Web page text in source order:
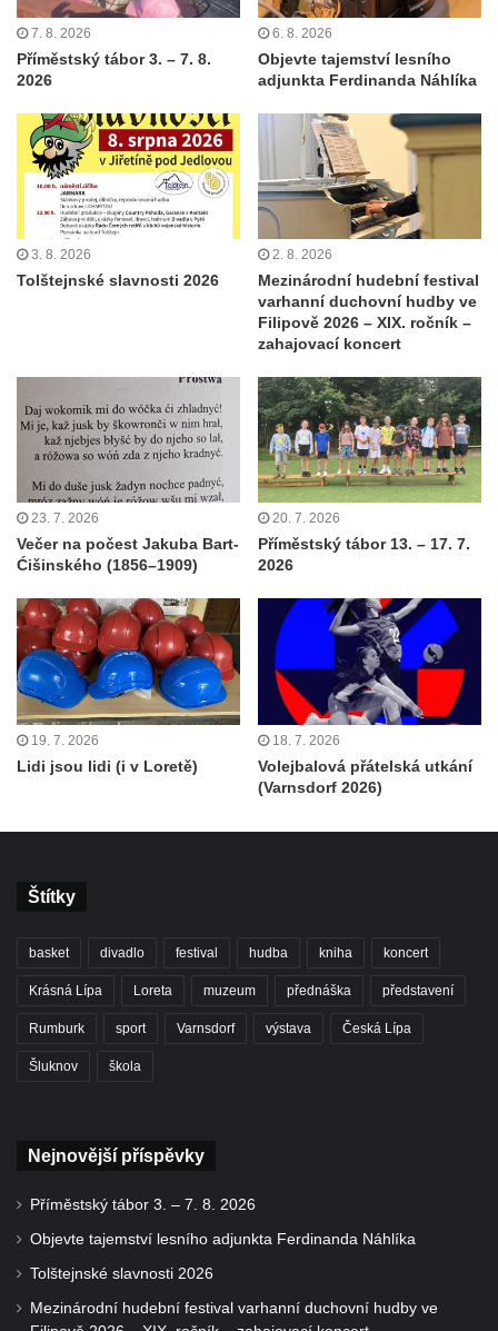
7. 8. 2026
Příměstský tábor 3. – 7. 8.
2026
6. 8. 2026
Objevte tajemství lesního
adjunkta Ferdinanda Náhlíka
3. 8. 2026
Tolštejnské slavnosti 2026
2. 8. 2026
Mezinárodní hudební festival
varhanní duchovní hudby ve
Filipově 2026 – XIX. ročník –
zahajovací koncert
23. 7. 2026
Večer na počest Jakuba Bart-
Ćišinského (1856–1909)
20. 7. 2026
Příměstský tábor 13. – 17. 7.
2026
19. 7. 2026
Lidi jsou lidi (i v Loretě)
18. 7. 2026
Volejbalová přátelská utkání
(Varnsdorf 2026)
Štítky
basket divadlo festival hudba kniha koncert
Krásná Lípa Loreta muzeum přednáška představení
Rumburk sport Varnsdorf výstava Česká Lípa
Šluknov škola
Nejnovější příspěvky
Příměstský tábor 3. – 7. 8. 2026
Objevte tajemství lesního adjunkta Ferdinanda Náhlíka
Tolštejnské slavnosti 2026
Mezinárodní hudební festival varhanní duchovní hudby ve